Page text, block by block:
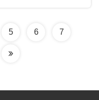
5 6 7